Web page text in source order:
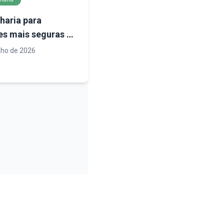
para
mais seguras e
como o
de 2026